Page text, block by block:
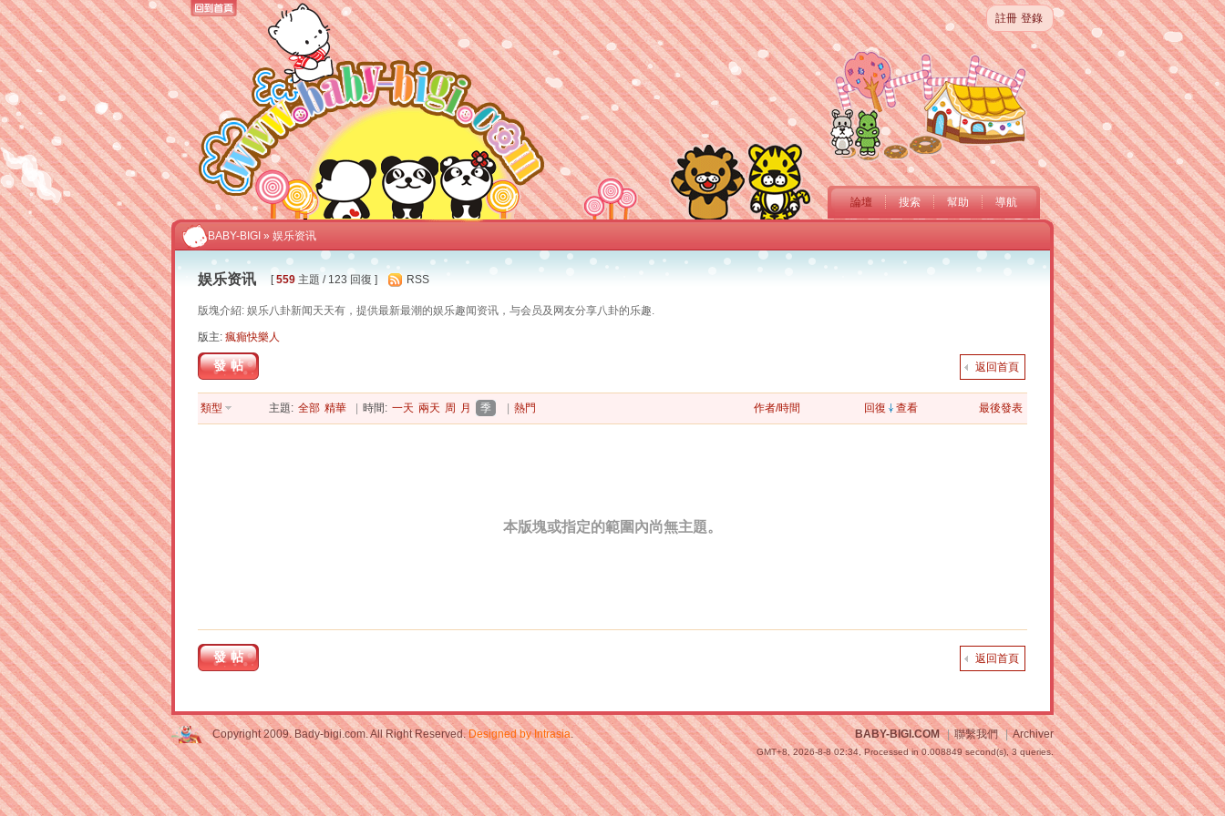
註冊 登錄
論壇 搜索 幫助 導航
BABY-BIGI » 娱乐资讯
娱乐资讯 [559 主題 / 123 回復 ] RSS
版塊介紹: 娱乐八卦新闻天天有，提供最新最潮的娱乐趣闻资讯，与会员及网友分享八卦的乐趣.
版主: 瘋癲快樂人
返回首頁
發帖
類型 主題: 全部 精華 時間: 一天 兩天 周 月 季 熱門 作者/時間 回復 查看 最後發表
本版塊或指定的範圍內尚無主題。
返回首頁
發帖
BABY-BIGI.COM | 聯繫我們 | Archiver
GMT+8, 2026-8-8 02:34,Processed in 0.008849 second(s), 3 queries
Copyright 2009. Bady-bigi.com. All Right Reserved.Designed by Intrasia.